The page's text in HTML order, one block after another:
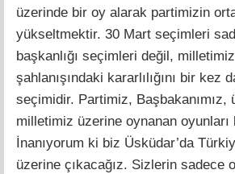
üzerinde bir oy alarak partimizin
yükseltmektir. 30 Mart seçimleri
başkanlığı seçimleri değil,
şahlanışındaki kararlılığını bir kez
seçimidir. Partimiz, Başbakanımız,
milletimiz üzerine oynanan
İnanıyorum ki biz Üsküdar’da
üzerine çıkacağız. Sizlerin sadece